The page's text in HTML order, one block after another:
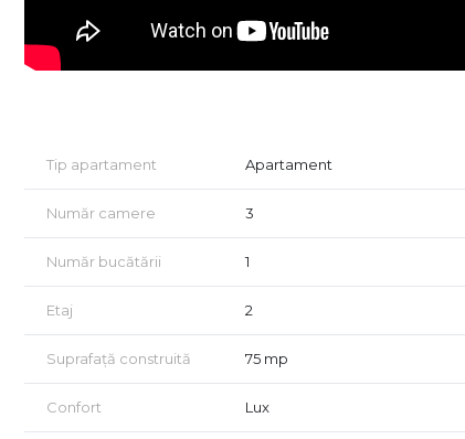
Unic în Sibiu prin densitatea redusă a construcțiilor
locuire modernă.
- Sistem automatizat de irigatie pentru spatiile verzi
- Arbori ornamentali maturi inca din prima zi
- Priveliste panoramica spre munti
- Orientare sudica pentru toate balcoanele
- 4 intrari si iesiri in cadrul ansamblului
- Locuri de joaca amenajate in cartier
- Locuri de parcare incluse
- Drumuri complet pavate
- Vile construite in trepte de nivel
- 4 cai de acces.
Comision 0 la achizitionare.
Tip apartament Apartament
Număr camere 3
Număr bucătării 1
Etaj 2
Suprafață construită 75 mp
Confort Lux